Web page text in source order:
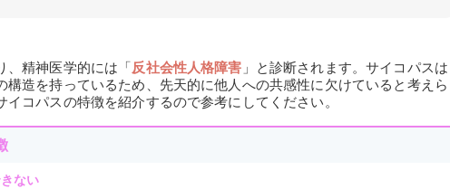
、精神医学的には「反社会性人格障害 」と診断されます。サイコパスは
構造を持っているため、先天的に他人への共感性に欠けていると考えら
コパスの特徴を紹介するので参考にしてください。
ない